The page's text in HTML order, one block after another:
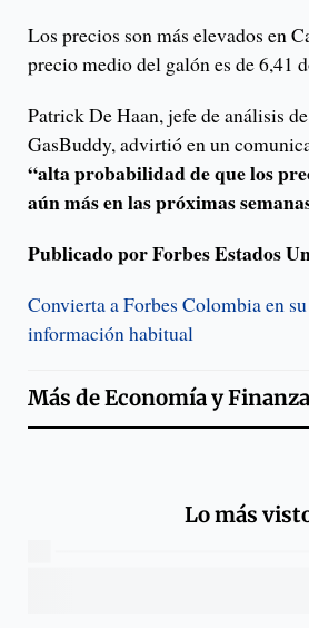
Los precios son más elevados en
precio medio del galón es de 6,41
Patrick De Haan, jefe de análisis
GasBuddy, advirtió en un
“alta probabilidad de que los
aún más en las próximas
Publicado por Forbes Estados
Convierta a Forbes Colombia en
información habitual
Más deEconomía y
Lo más